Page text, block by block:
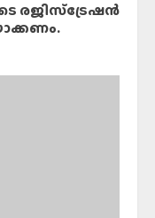
രജിസ്‌ട്രേഷന്‍